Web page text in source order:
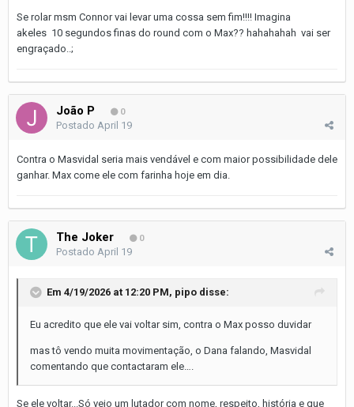
Se rolar msm Connor vai levar uma cossa sem fim!!!! Imagina
akeles 10 segundos finas do round com o Max?? hahahahah vai ser
engraçado..;
João P 0
Postado April 19
Contra o Masvidal seria mais vendável e com maior possibilidade dele
ganhar. Max come ele com farinha hoje em dia.
The Joker 0
Postado April 19
Em 4/19/2026 at 12:20 PM, pipo disse:
Eu acredito que ele vai voltar sim, contra o Max posso duvidar
mas tô vendo muita movimentação, o Dana falando, Masvidal
comentando que contactaram ele….
Se ele voltar...Só vejo um lutador com nome, respeito, história e que